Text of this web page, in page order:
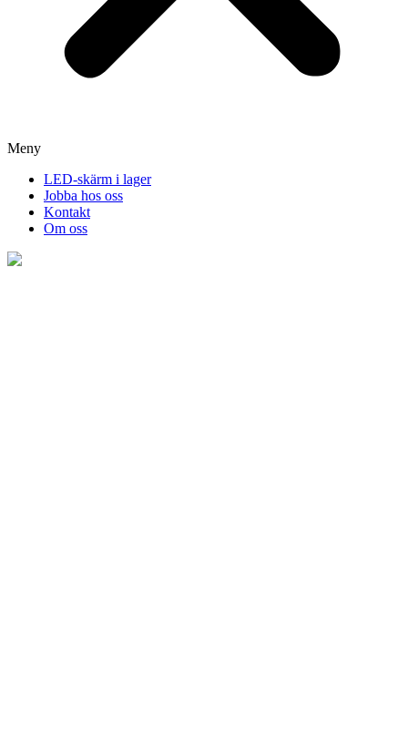
Meny
LED-skärm i lager
Jobba hos oss
Kontakt
Om oss